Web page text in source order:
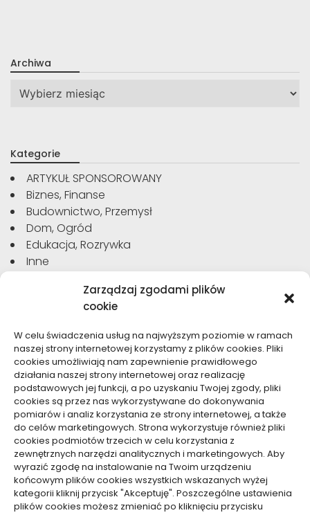
Zarządzaj zgodami plików
cookie
W celu świadczenia usług na najwyższym poziomie w ramach
naszej strony internetowej korzystamy z plików cookies. Pliki
cookies umożliwiają nam zapewnienie prawidłowego
działania naszej strony internetowej oraz realizację
podstawowych jej funkcji, a po uzyskaniu Twojej zgody, pliki
cookies są przez nas wykorzystywane do dokonywania
pomiarów i analiz korzystania ze strony internetowej, a także
do celów marketingowych. Strona wykorzystuje również pliki
cookies podmiotów trzecich w celu korzystania z
zewnętrznych narzędzi analitycznych i marketingowych. Aby
wyrazić zgodę na instalowanie na Twoim urządzeniu
końcowym plików cookies wszystkich wskazanych wyżej
kategorii kliknij przycisk "Akceptuję". Poszczególne ustawienia
plików cookies możesz zmieniać po kliknięciu przycisku
Archiwa
Archiwa
Kategorie
ARTYKUŁ SPONSOROWANY
Biznes, Finanse
Budownictwo, Przemysł
Dom, Ogród
Edukacja, Rozrywka
Inne
Motoryzacja, Transport
Sport, Turystyka
Technologie
Usługi
Zdrowie, Medycyna
Dolącz do nas
Lubisz pisać teksty i chciałbyś się podzielić swoją
wiedzą z innymi? Dołącz do nas już teraz. Podziel się
swoją wiedzą z innymi.